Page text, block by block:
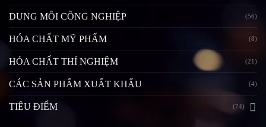
DUNG MÔI CÔNG NGHIỆP (56)
HÓA CHẤT MỸ PHẨM (8)
HÓA CHẤT THÍ NGHIỆM (21)
CÁC SẢN PHẨM XUẤT KHẨU (4)
TIÊU ĐIỂM (74)